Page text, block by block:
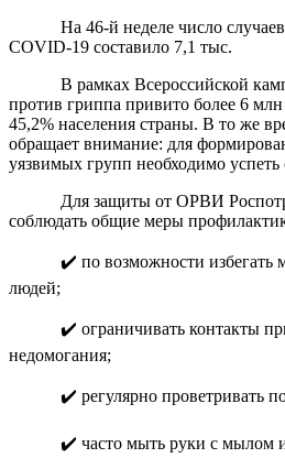
На 46‑й неделе число
COVID‑19 составило 7,1 тыс.
В рамках Всероссийской
против гриппа привито более 6 млн
45,2% населения страны. В то же
обращает внимание: для
уязвимых групп необходимо успеть
Для защиты от ОРВИ
соблюдать общие меры
✔️ по возможности избегать
людей;
✔️ ограничивать контакты
недомогания;
✔️ регулярно проветривать
✔️ часто мыть руки с мылом